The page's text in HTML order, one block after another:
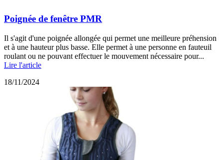
Poignée de fenêtre PMR
Il s'agit d'une poignée allongée qui permet une meilleure préhension
et à une hauteur plus basse. Elle permet à une personne en fauteuil
roulant ou ne pouvant effectuer le mouvement nécessaire pour...
Lire l'article
18/11/2024